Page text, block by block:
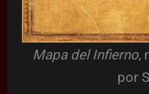
Mapa del Infierno,
por